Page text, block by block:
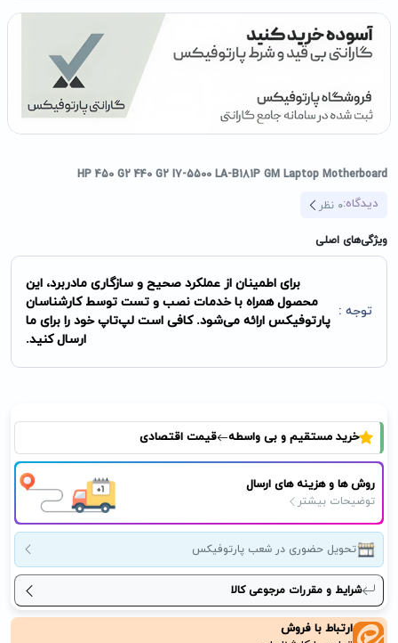
HP 450 G2 440 G2 I7-5500 LA-B181P GM Laptop Motherboard
دیدگاه:0 نظر
ویژگی‌های اصلی
توجه :
برای اطمینان از عملکرد صحیح و سازگاری مادربرد، این
محصول همراه با خدمات نصب و تست توسط کارشناسان
پارتوفیکس ارائه می‌شود. کافی است لپ‌تاپ خود را برای ما
ارسال کنید.
خرید مستقیم و بی واسطه قیمت اقتصادی
روش ها و هزینه های ارسال
توضیحات بیشتر
تحویل حضوری در شعب پارتوفیکس
شرایط و مقررات مرجوعی کالا
ارتباط با فروش